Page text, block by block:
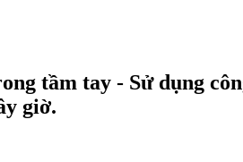
tầm tay - Sử dụng
giờ.